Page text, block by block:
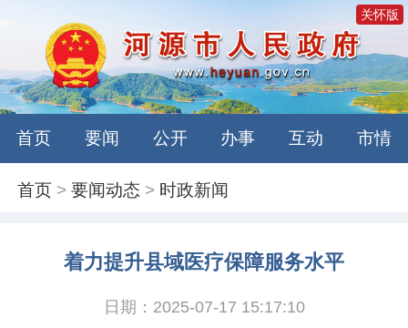
关怀版
首页 要闻 公开 办事 互动 市情
首页 >要闻动态 > 时政新闻
着力提升县域医疗保障服务水平
日期：2025-07-17 15:17:10